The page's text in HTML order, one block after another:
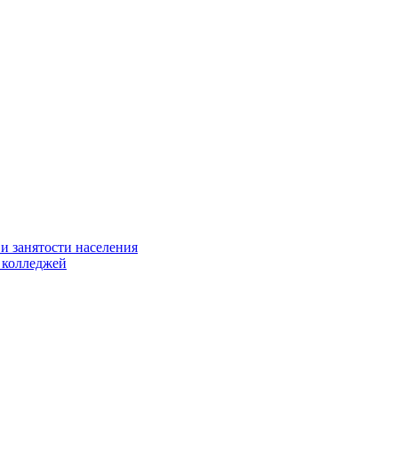
населения